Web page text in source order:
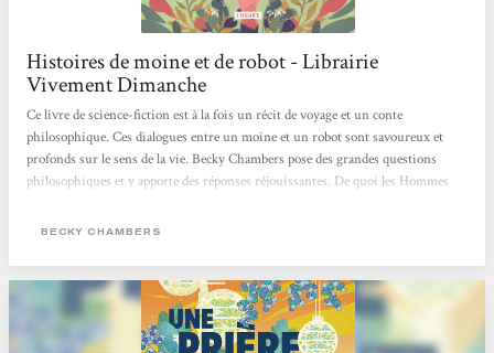
Histoires de moine et de robot - Librairie
Vivement Dimanche
Ce livre de science-fiction est à la fois un récit de voyage et un conte
philosophique. Ces dialogues entre un moine et un robot sont savoureux et
profonds sur le sens de la vie. Becky Chambers pose des grandes questions
philosophiques et y apporte des réponses réjouissantes. De quoi les Hommes
BECKY CHAMBERS